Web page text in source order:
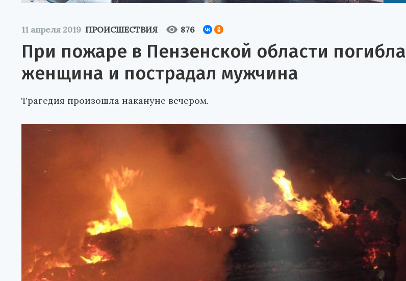
11 апреля 2019 ПРОИСШЕСТВИЯ 876
При пожаре в Пензенской области погибла
женщина и пострадал мужчина
Трагедия произошла накануне вечером.